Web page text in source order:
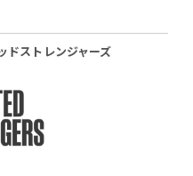
ドストレンジャーズ